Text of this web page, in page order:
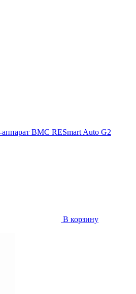
BMC RESmart Auto G2
В корзину